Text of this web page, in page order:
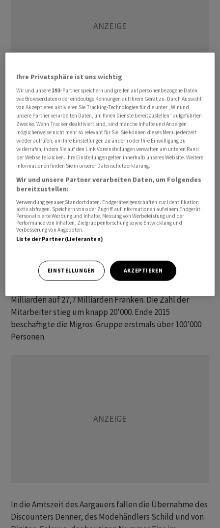
Er verschied in der Nacht auf den gestrigen Donnerstag
im Alter von 71 Jahren, wie eine Migros-Sprecherin am
Freitag auf Anfrage zu einem entsprechenden Bericht
der CH Media-Zeitungen sagte. Laut den CH Media-
Zeitungen starb Bolliger an Krebs. Er habe die Migros
mit viel Herzblut über Jahrzehnte geprägt, hiess es in
einem Nachruf im Intranet des Detailhandelskonzerns.
Bolliger trat 1983 in die Migros ein. 2005 wurde der
Aargauer zum Präsidenten der Generaldirektion des
MGB ernannt und damit Konzernchef des «orangen
Schweiz bis Ende 2017.
Milliarden auf 27,7 Milliarden Franken. Die Zahl der
Mitarbeiter stieg um knapp 20'000. Ende 2015
beschäftigte die Migros-Gruppe erstmals über 100'000
Personen.
In die Amtszeit des Aargauers fallen die Übernahme des
Discounters Denner, des Modehändlers Schild und von
Ihre Privatsphäre ist uns wichtig
Wir und unsere 293-Partner speichern und greifen auf personenbezogene Daten
wie Browserdaten oder eindeutige Kennungen auf Ihrem Gerät zu. Durch Auswahl
von Akzeptieren aktivieren Sie Tracking-Technologien für die unter „Wir und
unsere Partner verarbeiten Daten, um Ihnen Dienste bereitzustellen“ aufgeführten
Zwecke. Wenn Tracker deaktiviert sind, sind manche Inhalte und Anzeigen
möglicherweise nicht mehr so relevant für Sie. Sie können dieses Menü jederzeit
wieder aufrufen, um Ihre Einstellungen zu ändern oder Ihre Einwilligung zu
widerrufen, indem Sie auf den Link Voreinstellungen verwalten am unteren Rand
der Webseite klicken. Ihre Einstellungen gelten innerhalb unseres Website. Weitere
Informationen finden Sie in unserer Datenschutzerklärung.
Wir und unsere Partner verarbeiten Daten, um Folgendes
bereitzustellen:
Verwendung genauer Standortdaten. Endgeräteeigenschaften zur Identifikation
aktiv abfragen. Speichern von oder Zugriff auf Informationen auf einem Endgerät.
Personalisierte Werbung und Inhalte, Messung von Werbeleistung und der
Performance von Inhalten, Zielgruppenforschung sowie Entwicklung und
Verbesserung von Angeboten.
Liste der Partner (Lieferanten)
EINSTELLUNGEN AKZEPTIEREN